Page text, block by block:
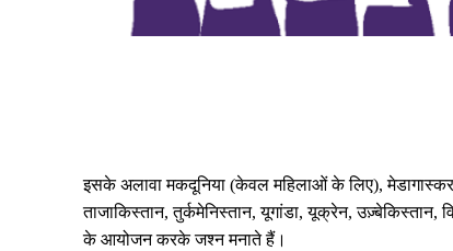
इसके अलावा मकदूनिया (केवल महिलाओं के लिए),
ताजाकिस्तान, तुर्कमेनिस्तान, यूगांडा, यूक्रेन,
के आयोजन करके जश्न मनाते हैं।